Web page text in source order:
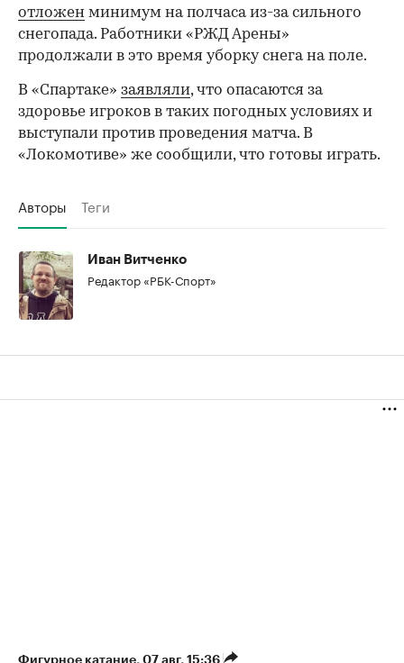
00:00 00:00
отложен минимум на полчаса из-за сильного
снегопада. Работники «РЖД Арены»
продолжали в это время уборку снега на поле.
В «Спартаке» заявляли, что опасаются за
здоровье игроков в таких погодных условиях и
выступали против проведения матча. В
«Локомотиве» же сообщили, что готовы играть.
Авторы Теги
Иван Витченко
Редактор «РБК-Спорт»
Фигурное катание 07 авг, 15:36